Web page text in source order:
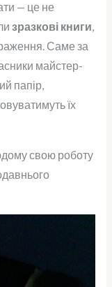
— це не
зразкові книги,
Саме за
майстер-
папір,
їх
свою роботу